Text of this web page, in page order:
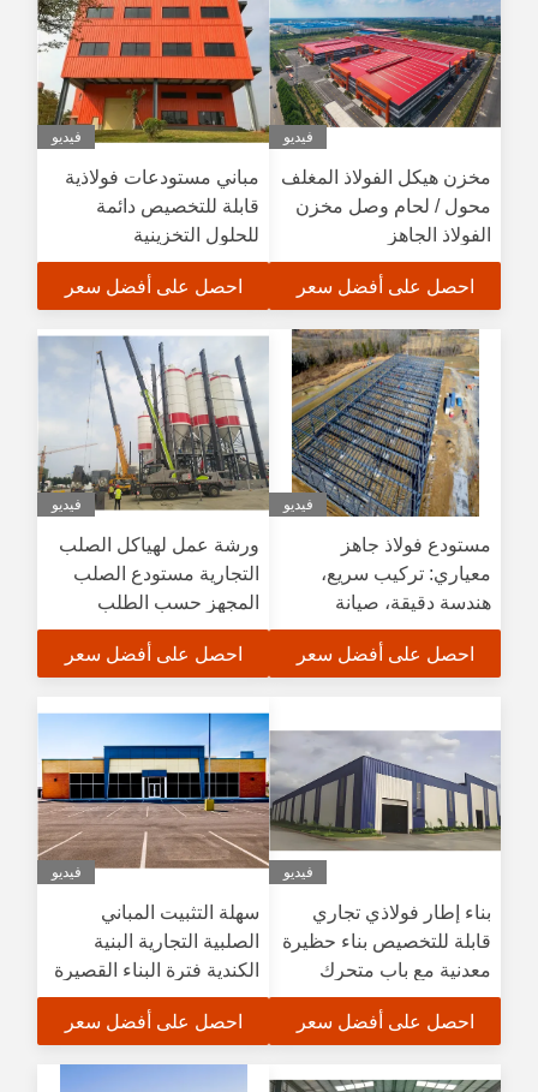
فيديو
مخزن هيكل الفولاذ المغلف
محول / لحام وصل مخزن
الفولاذ الجاهز
احصل على أفضل سعر
فيديو
مباني مستودعات فولاذية
قابلة للتخصيص دائمة
للحلول التخزينية
احصل على أفضل سعر
فيديو
مستودع فولاذ جاهز
معياري: تركيب سريع،
هندسة دقيقة، صيانة
منخفضة للاستخدام
الصناعي
احصل على أفضل سعر
فيديو
ورشة عمل لهياكل الصلب
التجارية مستودع الصلب
المجهز حسب الطلب
احصل على أفضل سعر
فيديو
بناء إطار فولاذي تجاري
قابلة للتخصيص بناء حظيرة
معدنية مع باب متحرك
احصل على أفضل سعر
فيديو
سهلة التثبيت المباني
الصلبية التجارية البنية
الكندية فترة البناء القصيرة
محل إصلاح السيارات متجر
الأثاث
احصل على أفضل سعر